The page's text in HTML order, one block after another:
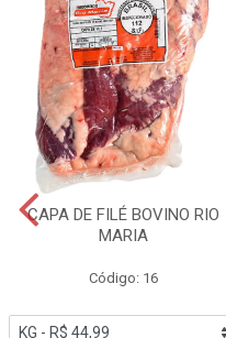
CAPA DE FILÉ BOVINO RIO
MARIA
Código: 16